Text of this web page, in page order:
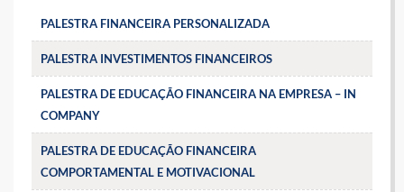
PALESTRA FINANCEIRA PERSONALIZADA
PALESTRA INVESTIMENTOS FINANCEIROS
PALESTRA DE EDUCAÇÃO FINANCEIRA NA EMPRESA – IN
COMPANY
PALESTRA DE EDUCAÇÃO FINANCEIRA
COMPORTAMENTAL E MOTIVACIONAL